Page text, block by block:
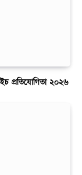
প্রতিযোগিতা ২০২৬